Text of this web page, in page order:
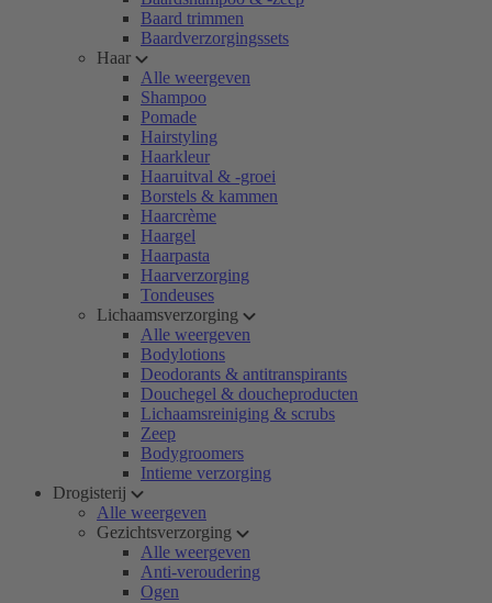
Baard trimmen
Baardverzorgingssets
Haar
Alle weergeven
Shampoo
Pomade
Hairstyling
Haarkleur
Haaruitval & -groei
Borstels & kammen
Haarcrème
Haargel
Haarpasta
Haarverzorging
Tondeuses
Lichaamsverzorging
Alle weergeven
Bodylotions
Deodorants & antitranspirants
Douchegel & doucheproducten
Lichaamsreiniging & scrubs
Zeep
Bodygroomers
Intieme verzorging
Drogisterij
Alle weergeven
Gezichtsverzorging
Alle weergeven
Anti-veroudering
Ogen